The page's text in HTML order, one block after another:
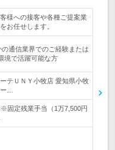
様への接客や各種ご提案業
お任せします。
通信業界でのご経験または
境で活躍可能な方
テＵＮＹ小牧店 愛知県小牧
…
固定残業手当（1万7,500円